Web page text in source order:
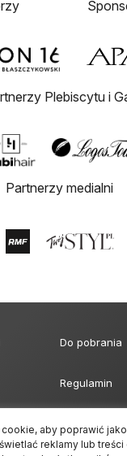
aby poprawić
reklamy lub
Plebiscytu i
Partnerzy medialni
Do pobrania
Regulamin
Formularz